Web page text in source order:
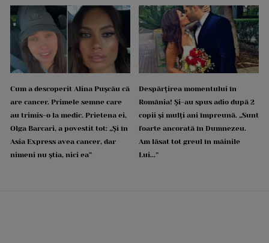
Cum a descoperit Alina Pușcău că
are cancer. Primele semne care
au trimis-o la medic. Prietena ei,
Olga Barcari, a povestit tot: „Și în
Asia Express avea cancer, dar
nimeni nu știa, nici ea”
Despărțirea momentului în
România! Și-au spus adio după 2
copii și mulți ani împreună. „Sunt
foarte ancorată în Dumnezeu.
Am lăsat tot greul în mâinile
Lui...”